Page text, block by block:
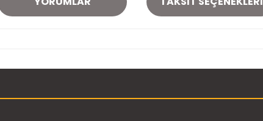
Bu ürüne ilk yorumu siz yapın!